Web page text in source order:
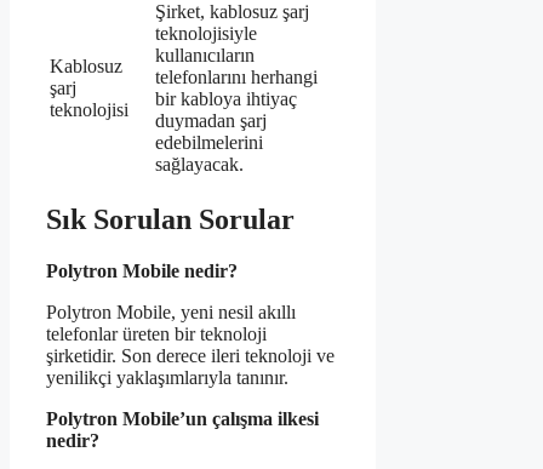
Kablosuz
şarj
teknolojisi
Şirket, kablosuz şarj
teknolojisiyle
kullanıcıların
telefonlarını herhangi
bir kabloya ihtiyaç
duymadan şarj
edebilmelerini
sağlayacak.
Sık Sorulan Sorular
Polytron Mobile nedir?
Polytron Mobile, yeni nesil akıllı
telefonlar üreten bir teknoloji
şirketidir. Son derece ileri teknoloji ve
yenilikçi yaklaşımlarıyla tanınır.
Polytron Mobile’un çalışma ilkesi
nedir?